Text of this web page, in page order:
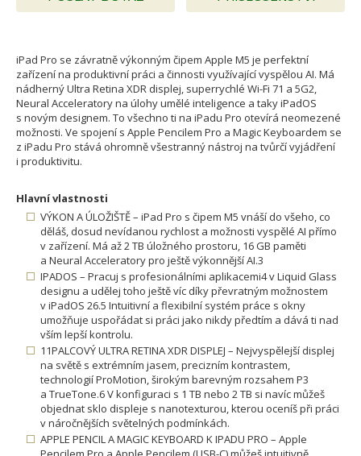
iPad Pro se závratně výkonným čipem Apple M5 je perfektní
zařízení na produktivní práci a činnosti využívající vyspělou AI. Má
nádherný Ultra Retina XDR displej, superrychlé Wi-Fi 71 a 5G2,
Neural Acceleratory na úlohy umělé inteligence a taky iPadOS
s novým designem. To všechno ti na iPadu Pro otevírá neomezené
možnosti. Ve spojení s Apple Pencilem Pro a Magic Keyboardem se
z iPadu Pro stává ohromně všestranný nástroj na tvůrčí vyjádření
i produktivitu.
Hlavní vlastnosti
VÝKON A ÚLOŽIŠTĚ – iPad Pro s čipem M5 vnáší do všeho, co
děláš, dosud nevídanou rychlost a možnosti vyspělé AI přímo
v zařízení. Má až 2 TB úložného prostoru, 16 GB paměti
a Neural Acceleratory pro ještě výkonnější AI.3
IPADOS – Pracuj s profesionálními aplikacemi4 v Liquid Glass
designu a udělej toho ještě víc díky převratným možnostem
v iPadOS 26.5 Intuitivní a flexibilní systém práce s okny
umožňuje uspořádat si práci jako nikdy předtím a dává ti nad
vším lepší kontrolu.
11PALCOVÝ ULTRA RETINA XDR DISPLEJ – Nejvyspělejší displej
na světě s extrémním jasem, precizním kontrastem,
technologií ProMotion, širokým barevným rozsahem P3
a TrueTone.6 V konfiguraci s 1 TB nebo 2 TB si navíc můžeš
objednat sklo displeje s nanotexturou, kterou oceníš při práci
v náročnějších světelných podmínkách.
APPLE PENCIL A MAGIC KEYBOARD K IPADU PRO – Apple